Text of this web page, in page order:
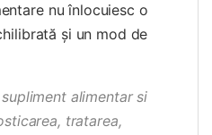
nu înlocuiesc o
şi un mod de
alimentar si
tratarea,